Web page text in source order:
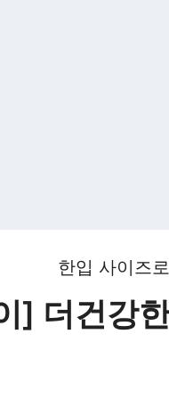
한입 사이즈
] 더건강